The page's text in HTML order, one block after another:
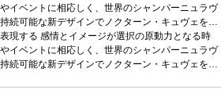
イベントに相応しく、世界のシャンパーニュラヴ
続可能な新デザインでノクターン・キュヴェを刷
的な夜のエネルギーを捉えている大胆なデザイン
し、輝く波と視覚的な脈動を想起させる。これ
行き来するナイトライフを、グラフィックな隠喩
現する 感情とイメージが選択の原動力となる時
イベントに相応しく、世界のシャンパーニュラヴ
続可能な新デザインでノクターン・キュヴェを刷